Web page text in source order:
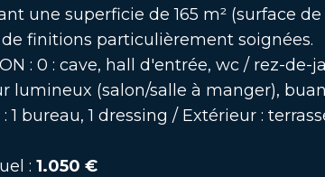
une superficie de 165 m² (surface
finitions particulièrement soignées.
: 0 : cave, hall d'entrée, wc / rez-
lumineux (salon/salle à manger),
1 bureau, 1 dressing / Extérieur :
: 1.050 €